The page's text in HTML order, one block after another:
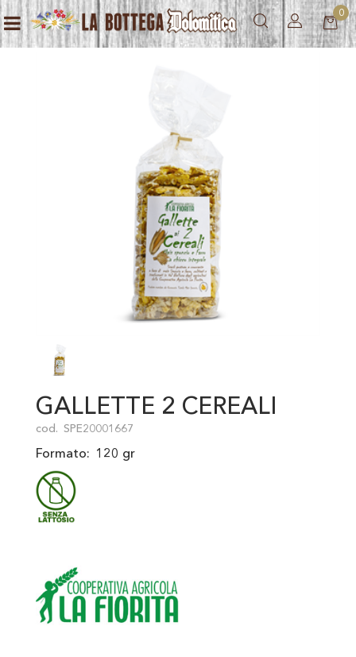
Open menu
0
GALLETTE 2 CEREALI
cod. SPE20001667
Formato: 120 gr